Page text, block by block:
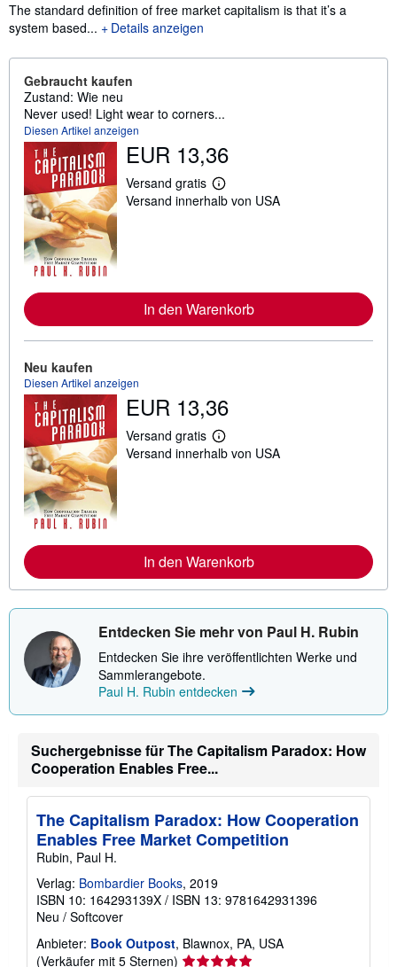
The standard definition of free market capitalism is that it’s a
system based...
Details anzeigen
Gebraucht kaufen
Zustand: Wie neu
Never used! Light wear to corners...
Diesen Artikel anzeigen
EUR 13,36
Versand gratis
W
e
n
f
o
n
e
n
z
n
d
o
e
n
Versand innerhalb von USA
In den Warenkorb
Neu kaufen
Diesen Artikel anzeigen
EUR 13,36
Versand gratis
W
e
n
f
r
t
i
o
n
e
r
s
n
k
o
e
Versand innerhalb von USA
In den Warenkorb
Entdecken Sie mehr von Paul H. Rubin
Entdecken Sie ihre veröffentlichten Werke und
Sammlerangebote.
Paul H. Rubin entdecken
Suchergebnisse für The Capitalism Paradox: How
Cooperation Enables Free...
The Capitalism Paradox: How Cooperation
Enables Free Market Competition
Rubin, Paul H.
Verlag: Bombardier Books, 2019
ISBN 10: 164293139X / ISBN 13: 9781642931396
Neu / Softcover
Anbieter: Book Outpost, Blawnox, PA, USA
(Verkäufer mit 5 Sternen) Verkäuferbewertung